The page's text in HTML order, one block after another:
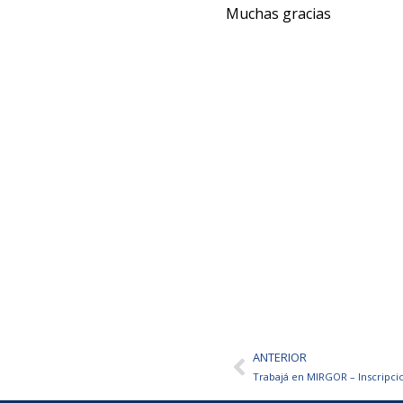
Muchas gracias
AntANTERIOR
Trabajá en MIRGOR –